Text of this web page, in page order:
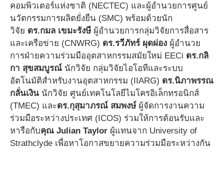
คอมพิวเตอร์แห่งชาติ (NECTEC) และผู้อำนวยการศูนย์
นวัตกรรมการผลิตยั่งยืน (SMC) พร้อมด้วยนัก
วิจัย ดร.กมล เขมะรังษี ผู้อำนวยการกลุ่มวิจัยการสื่อสาร
และเครือข่าย (CNWRG) ดร.รวีภัทร์ ผุดผ่อง ผู้อำนวย
การฝ่ายความร่วมมืออุตสาหกรรมสมัยใหม่ EECi ดร.กลิ
กา สุขสมบูรณ์ นักวิจัย กลุ่มวิจัยไอโอทีและระบบ
อัตโนมัติสำหรับงานอุตสาหกรรม (IIARG) ดร.นิภาพรรณ
กลั่นเงิน นักวิจัย ศูนย์เทคโนโลยีไมโครอิเล็กทรอนิกส์
(TMEC) และดร.กุสุมาภรณ์ สมพงษ์ ผู้จัดการงานความ
ร่วมมือระหว่างประเทศ (ICOS) ร่วมให้การต้อนรับและ
หารือกับคุณ Julian Taylor ผู้แทนจาก University of
Strathclyde เพื่อหาโอกาสขยายความร่วมมือระหว่างกัน